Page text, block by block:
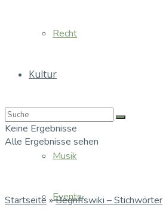
Recht
Kultur
Musik
Events
Keine Ergebnisse
Alle Ergebnisse sehen
Startseite »Begriffswiki – Stichwörter